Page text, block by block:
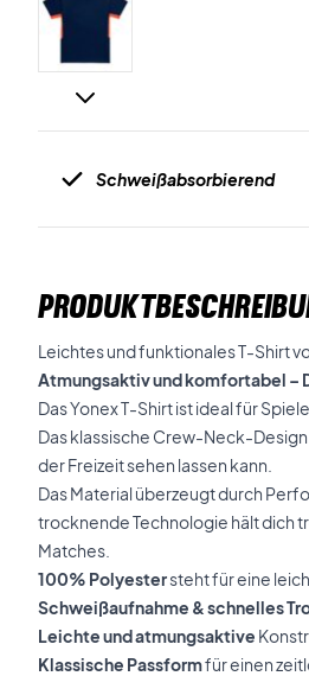
Schweißabsorbierend
Leichtes und funktionales T-Shirt
Atmungsaktiv und komfortabel –
Das Yonex T-Shirt ist ideal für
Das klassische Crew-Neck-
der Freizeit sehen lassen kann.
Das Material überzeugt durch
trocknende Technologie hält dich
Matches.
100% Polyestersteht für eine
Schweißaufnahme & schnelles
Leichte und atmungsaktive
Klassische Passformfür einen